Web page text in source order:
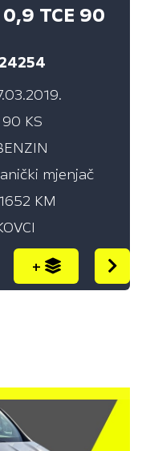
TCE 90
KS
mjenjač
KM
+